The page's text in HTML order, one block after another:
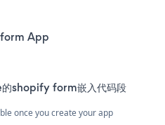
App
shopify form嵌入代码段
once you create your app